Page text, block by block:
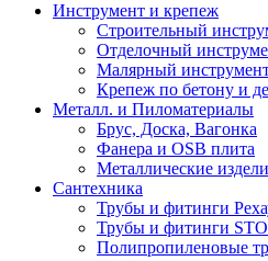
Инструмент и крепеж
Строительный
Отделочный
Малярный
Крепеж по бетону и
Металл. и Пиломатериалы
Брус, Доска, Вагонка
Фанера и OSB плита
Металлические
Сантехника
Трубы и фитинги
Трубы и фитинги
Полипропиленовые